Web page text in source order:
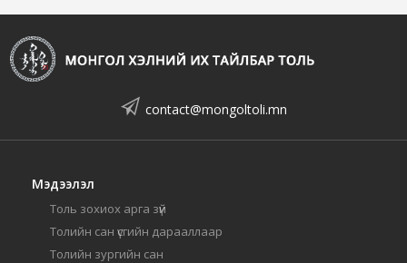
contact@mongoltoli.mn
Мэдээлэл
Толь зохиох арга зүй
Толийн сан үсгийн дарааллаар
Толийн зургийн сан